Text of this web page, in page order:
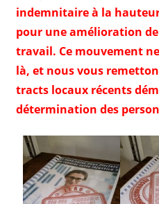
indemnitaire à la
pour une amélioration
travail. Ce mouvement
là, et nous vous
tracts locaux récents
détermination des